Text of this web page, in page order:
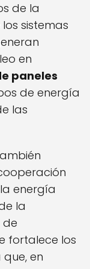
de la
sistemas
en
paneles
de energía
las
energía
la
de
fortalece los
en